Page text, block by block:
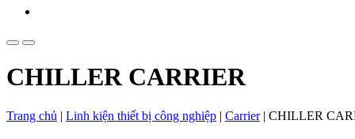
CHILLER CARRIER
Trang chủ | Linh kiện thiết bị công nghiệp | Carrier| CHILLER